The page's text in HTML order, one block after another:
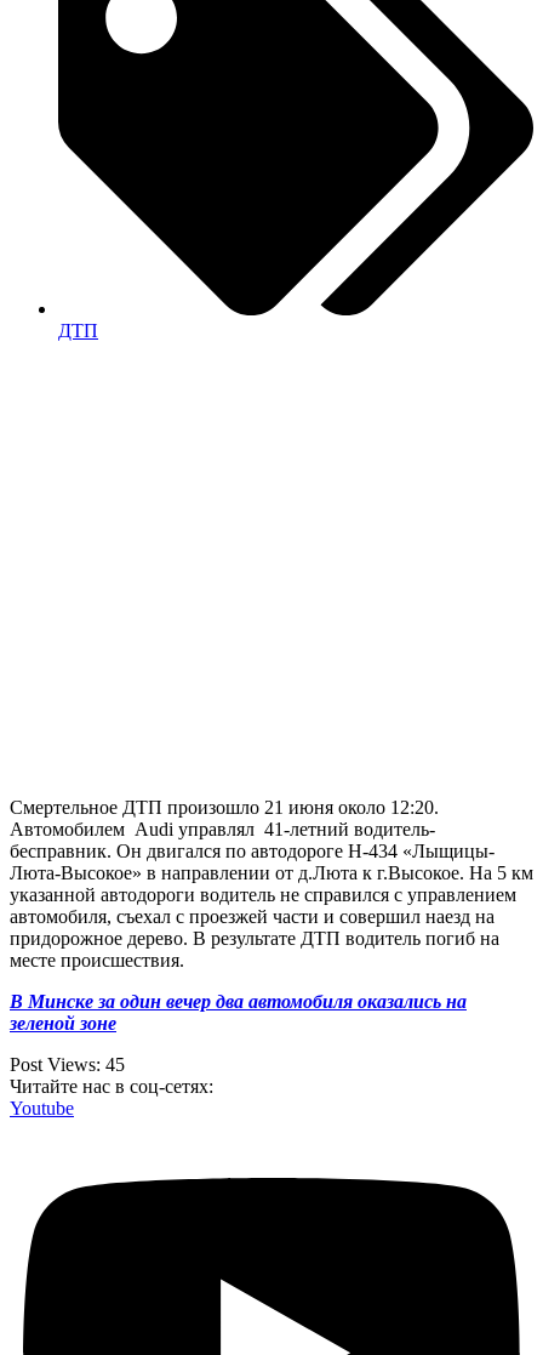
ДТП
Смертельное ДТП произошло 21 июня около 12:20.
Автомобилем Audi управлял 41-летний водитель-
бесправник. Он двигался по автодороге Н-434 «Лыщицы-
Люта-Высокое» в направлении от д.Люта к г.Высокое. На 5 км
указанной автодороги водитель не справился с управлением
автомобиля, съехал с проезжей части и совершил наезд на
придорожное дерево. В результате ДТП водитель погиб на
месте происшествия.
В Минске за один вечер два автомобиля оказались на
зеленой зоне
Post Views: 45
Читайте нас в соц-сетях:
Youtube